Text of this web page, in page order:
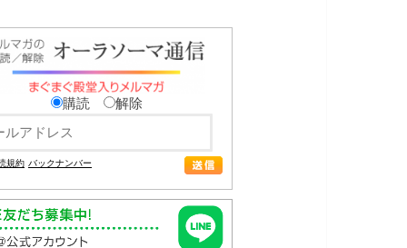
購読 解除
規約 バックナンバー